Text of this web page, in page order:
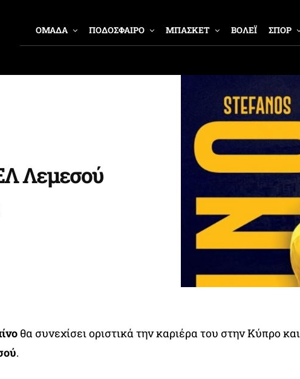
ΟΜΑΔΑ ΠΟΔΟΣΦΑΙΡΟ ΜΠΑΣΚΕΤ ΒΟΛΕΪ ΣΠΟΡ
Λεμεσού
θα συνεχίσει οριστικά την καριέρα του στην Κύπρο και
.